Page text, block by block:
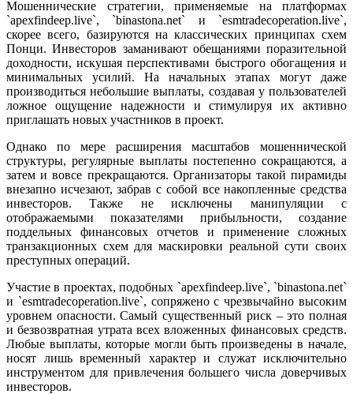
Мошеннические стратегии, применяемые на платформах
`apexfindeep.live`, `binastona.net` и `esmtradecoperation.live`,
скорее всего, базируются на классических принципах схем
Понци. Инвесторов заманивают обещаниями поразительной
доходности, искушая перспективами быстрого обогащения и
минимальных усилий. На начальных этапах могут даже
производиться небольшие выплаты, создавая у пользователей
ложное ощущение надежности и стимулируя их активно
приглашать новых участников в проект.
Однако по мере расширения масштабов мошеннической
структуры, регулярные выплаты постепенно сокращаются, а
затем и вовсе прекращаются. Организаторы такой пирамиды
внезапно исчезают, забрав с собой все накопленные средства
инвесторов. Также не исключены манипуляции с
отображаемыми показателями прибыльности, создание
поддельных финансовых отчетов и применение сложных
транзакционных схем для маскировки реальной сути своих
преступных операций.
Участие в проектах, подобных `apexfindeep.live`, `binastona.net`
и `esmtradecoperation.live`, сопряжено с чрезвычайно высоким
уровнем опасности. Самый существенный риск – это полная
и безвозвратная утрата всех вложенных финансовых средств.
Любые выплаты, которые могли быть произведены в начале,
носят лишь временный характер и служат исключительно
инструментом для привлечения большего числа доверчивых
инвесторов.